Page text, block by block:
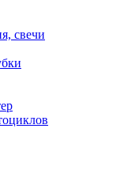
свечи